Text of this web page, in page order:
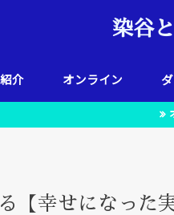
染谷
介 オンライン
【幸せになった